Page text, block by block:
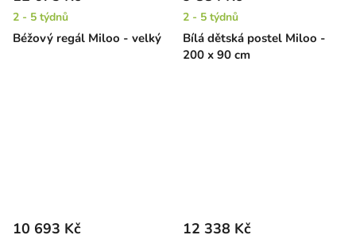
Béžový regál Miloo - velký
2 - 5 týdnů
Bílá dětská postel Miloo -
200 x 90 cm
2 - 5 týdnů
10 693 Kč 12 338 Kč